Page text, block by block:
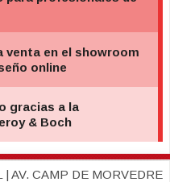
AV. CAMP DE MORVEDRE